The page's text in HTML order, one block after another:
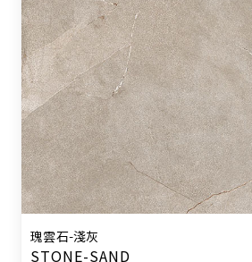
瑰雲石-淺灰
STONE-SAND